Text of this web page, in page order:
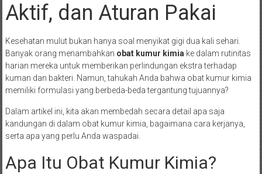
Aktif, dan Aturan Pakai
Kesehatan mulut bukan hanya soal menyikat gigi dua kali sehari.
Banyak orang menambahkan obat kumur kimiake dalam rutinitas
harian mereka untuk memberikan perlindungan ekstra terhadap
kuman dan bakteri. Namun, tahukah Anda bahwa obat kumur kimia
memiliki formulasi yang berbeda-beda tergantung tujuannya?
Dalam artikel ini, kita akan membedah secara detail apa saja
kandungan di dalam obat kumur kimia, bagaimana cara kerjanya,
serta apa yang perlu Anda waspadai.
Apa Itu Obat Kumur Kimia?